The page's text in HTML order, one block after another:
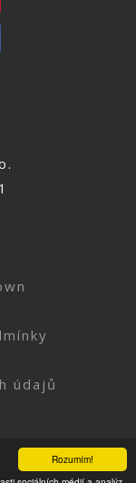
Rozumím!
údajů